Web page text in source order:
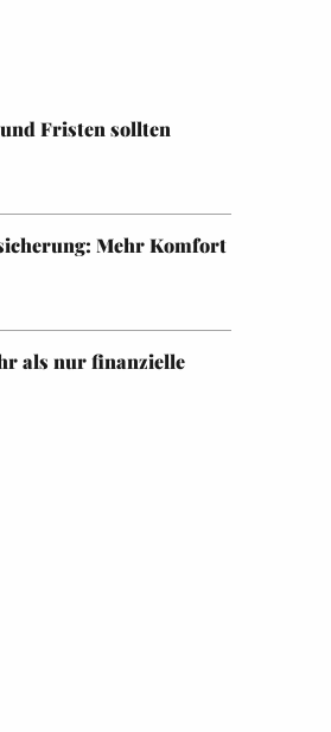
Fristen sollten
Mehr Komfort
als nur finanzielle